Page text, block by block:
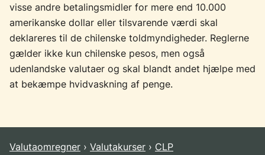
visse andre betalingsmidler for mere end 10.000
amerikanske dollar eller tilsvarende værdi skal
deklareres til de chilenske toldmyndigheder. Reglerne
gælder ikke kun chilenske pesos, men også
udenlandske valutaer og skal blandt andet hjælpe med
at bekæmpe hvidvaskning af penge.
Valutaomregner Valutakurser CLP